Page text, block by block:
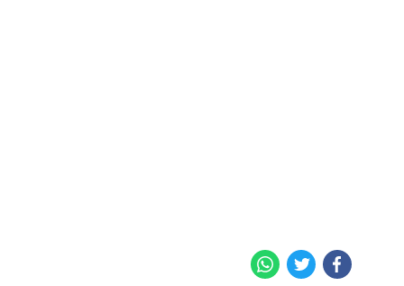
Facebook
Twitter